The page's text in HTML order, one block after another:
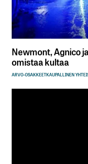
Newmont, Agnico
omistaa kultaa
ARVO-OSAKKEETKAUPALLINEN